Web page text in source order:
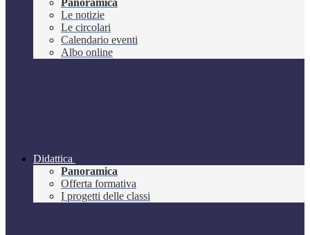
Panoramica
Le notizie
Le circolari
Calendario eventi
Albo online
Didattica
Panoramica
Offerta formativa
I progetti delle classi